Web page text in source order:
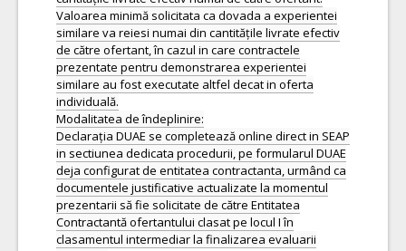
Valoarea minimă solicitata ca dovada a experientei
similare va reiesi numai din cantitățile livrate efectiv
de către ofertant, în cazul in care contractele
prezentate pentru demonstrarea experientei
similare au fost executate altfel decat in oferta
individuală.
Modalitatea de îndeplinire:
Declarația DUAE se completează online direct in SEAP
in sectiunea dedicata procedurii, pe formularul DUAE
deja configurat de entitatea contractanta, urmând ca
documentele justificative actualizate la momentul
prezentarii să fie solicitate de către Entitatea
Contractantă ofertantului clasat pe locul I în
clasamentul intermediar la finalizarea evaluarii